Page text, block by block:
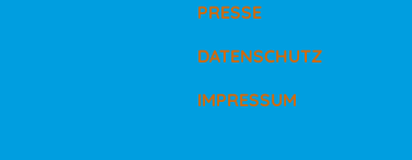
PRESSE
DATENSCHUTZ
IMPRESSUM